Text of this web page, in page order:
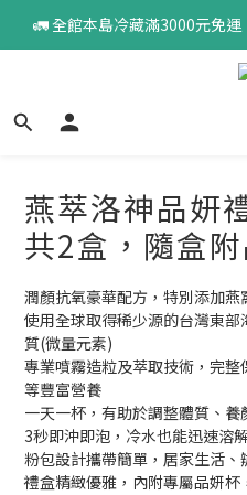
🚛 全館本島冷藏滿3000元免
燕萃洛神品妍
共2盒，隨盒
潤顏抗氧豪華配方，特別添加燕
使用全球取得稀少源的台灣東
質(微量元素)
專業噴霧造粒及萃取技術，完
等豐富營養
一天一杯，有助於調整體質、養
3秒即沖即泡，冷水也能迅速溶
粉包設計攜帶簡單，居家生活
禮盒精緻優雅，內附專屬品妍